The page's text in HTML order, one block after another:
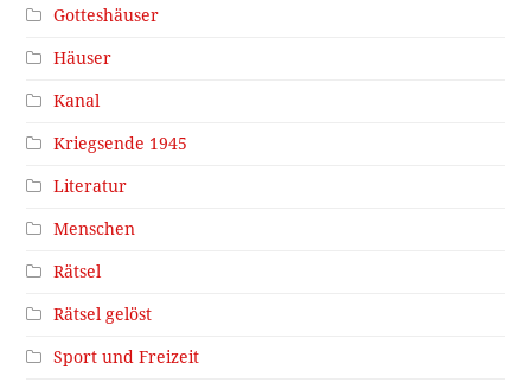
Gotteshäuser
Häuser
Kanal
Kriegsende 1945
Literatur
Menschen
Rätsel
Rätsel gelöst
Sport und Freizeit